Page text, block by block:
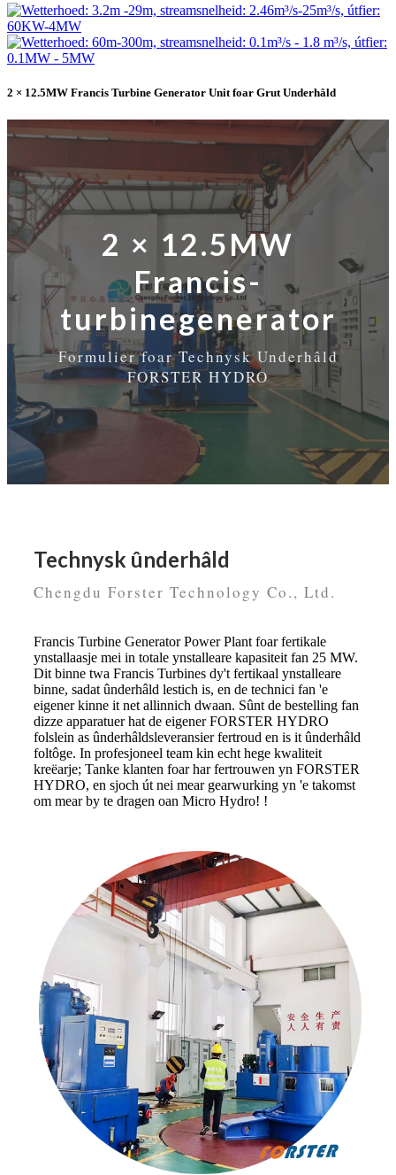
2 × 12.5MW Francis Turbine Generator Unit foar Grut Underhâld
2 × 12.5MW
Francis-
turbinegenerator
Formulier foar Technysk Underhâld
FORSTER HYDRO
Technysk ûnderhâld
Chengdu Forster Technology Co., Ltd.
Francis Turbine Generator Power Plant foar fertikale
ynstallaasje mei in totale ynstalleare kapasiteit fan 25 MW.
Dit binne twa Francis Turbines dy't fertikaal ynstalleare
binne, sadat ûnderhâld lestich is, en de technici fan 'e
eigener kinne it net allinnich dwaan. Sûnt de bestelling fan
dizze apparatuer hat de eigener FORSTER HYDRO
folslein as ûnderhâldsleveransier fertroud en is it ûnderhâld
foltôge. In profesjoneel team kin echt hege kwaliteit
kreëarje; Tanke klanten foar har fertrouwen yn FORSTER
HYDRO, en sjoch út nei mear gearwurking yn 'e takomst
om mear by te dragen oan Micro Hydro! !